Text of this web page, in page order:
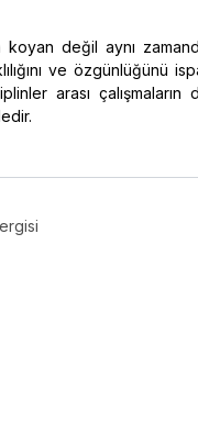
koyan değil aynı
ve özgünlüğünü
arası çalışmaların